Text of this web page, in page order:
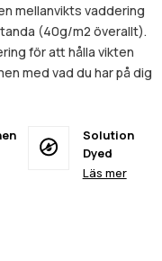
mellanvikts vaddering
(40g/m2 överallt).
för att hålla vikten
med vad du har på dig
Solution
Dyed
Läs mer